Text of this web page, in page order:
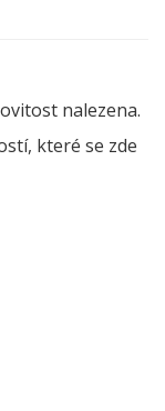
nalezena.
které se zde